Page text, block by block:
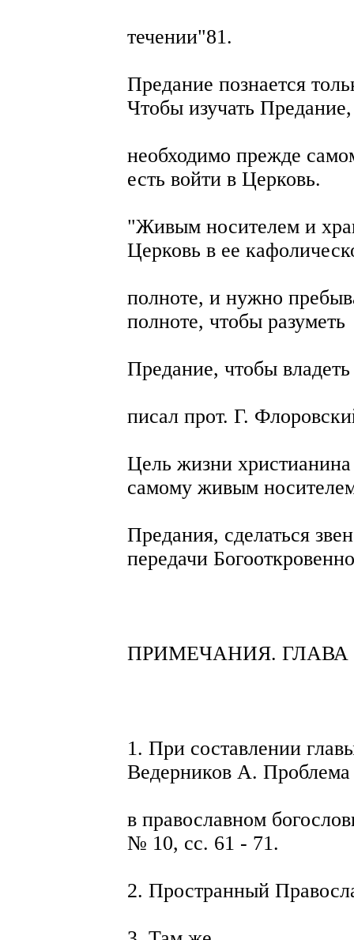
течении"81.
Предание познается
Чтобы изучать Предание,
необходимо прежде
есть войти в Церковь.
"Живым носителем и
Церковь в ее
полноте, и нужно
полноте, чтобы разуметь
Предание, чтобы
писал прот. Г.
Цель жизни
самому живым
Предания, сделаться
передачи
ПРИМЕЧАНИЯ. ГЛАВА
1. При составлении
Ведерников А. Проблема
в православном
№ 10, сс. 61 - 71.
2. Пространный